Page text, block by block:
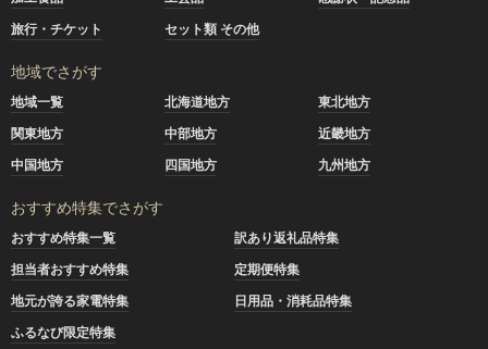
旅行・チケット
セット類 その他
地域でさがす
地域一覧 北海道地方
東北地方
関東地方
中部地方
近畿地方
中国地方
四国地方 九州地方
おすすめ特集でさがす
おすすめ特集一覧
訳あり返礼品特集
担当者おすすめ特集
定期便特集
地元が誇る家電特集
日用品・消耗品特集
ふるなび限定特集